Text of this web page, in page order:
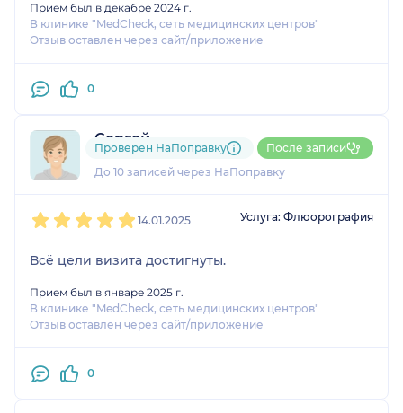
Прием был в декабре 2024 г.
В клинике "MedCheck, сеть медицинских центров"
Отзыв оставлен через сайт/приложение
0
Сергей
2 отзыва
До 10 записей через НаПоправку
Проверен НаПоправку После записи
14.01.2025 Услуга: Флюорография
Всё цели визита достигнуты.
Прием был в январе 2025 г.
В клинике "MedCheck, сеть медицинских центров"
Отзыв оставлен через сайт/приложение
0